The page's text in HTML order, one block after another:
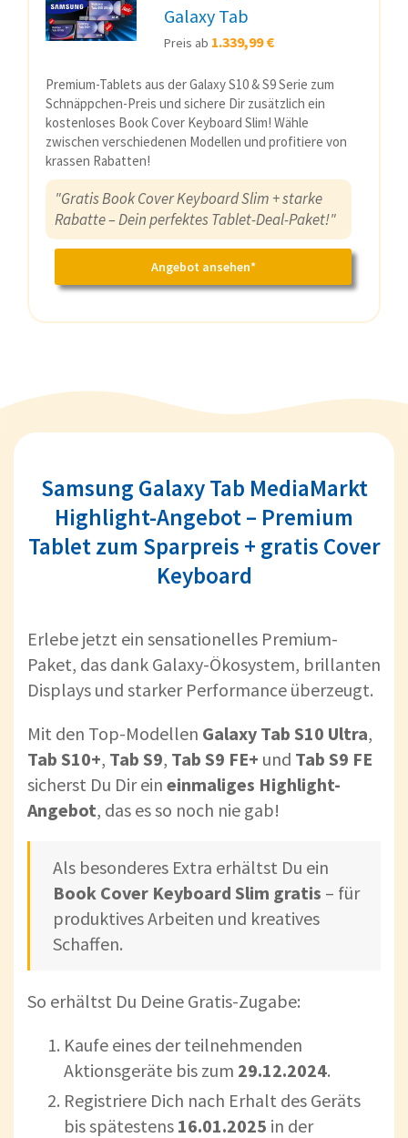
Galaxy Tab
Preis ab 1.339,99 €
Premium-Tablets aus der Galaxy S10 & S9 Serie zum
Schnäppchen-Preis und sichere Dir zusätzlich ein
kostenloses Book Cover Keyboard Slim! Wähle
zwischen verschiedenen Modellen und profitiere von
krassen Rabatten!
"Gratis Book Cover Keyboard Slim + starke
Rabatte – Dein perfektes Tablet-Deal-Paket!"
Angebot ansehen*
Samsung Galaxy Tab MediaMarkt
Highlight-Angebot – Premium
Tablet zum Sparpreis + gratis Cover
Keyboard
Erlebe jetzt ein sensationelles Premium-
Paket, das dank Galaxy-Ökosystem, brillanten
Displays und starker Performance überzeugt.
Mit den Top-Modellen Galaxy Tab S10 Ultra,
Tab S10+, Tab S9, Tab S9 FE+ und Tab S9 FE
sicherst Du Dir ein einmaliges Highlight-
Angebot, das es so noch nie gab!
Als besonderes Extra erhältst Du ein
Book Cover Keyboard Slim gratis – für
produktives Arbeiten und kreatives
Schaffen.
So erhältst Du Deine Gratis-Zugabe:
Kaufe eines der teilnehmenden
Aktionsgeräte bis zum 29.12.2024.
Registriere Dich nach Erhalt des Geräts
bis spätestens 16.01.2025 in der